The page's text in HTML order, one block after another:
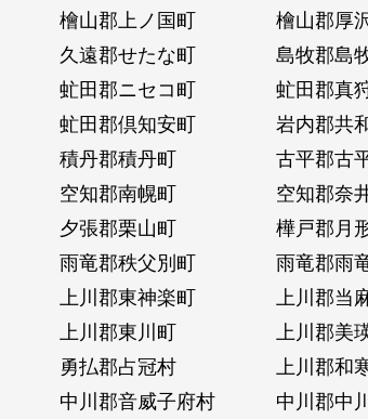
檜山郡上ノ国町 檜山郡厚
久遠郡せたな町 島牧郡島
虻田郡ニセコ町 虻田郡真
虻田郡倶知安町 岩内郡共
積丹郡積丹町 古平郡古
空知郡南幌町 空知郡奈
夕張郡栗山町 樺戸郡月
雨竜郡秩父別町 雨竜郡雨
上川郡東神楽町 上川郡当
上川郡東川町 上川郡美
勇払郡占冠村 上川郡和
中川郡音威子府村 中川郡中